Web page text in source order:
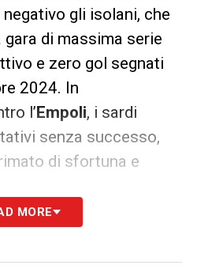
gli isolani, che
gara di massima serie
e zero gol segnati
2024. In
l’Empoli, i sardi
senza successo,
di sfortuna e
MORE